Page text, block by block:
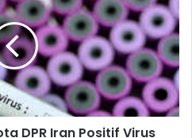
DPR Iran Positif Virus